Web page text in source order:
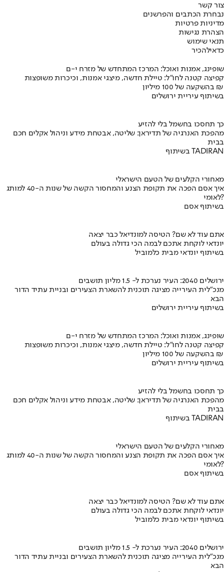
צור קשר
נבחרת הכתבים והפרשנים
מדיניות פרטיות
הצהרת נגישות
תנאי שימוש
כדאילהכיר
שופינג, אמנות ואוכל: המרכז המתחדש של מזרח י-ם
קפיצה קטנה לחו"ל: טיילת חדשה, מיצגי אמנות, וכיכרות משופצות
בהשקעה של 100 מיליון ₪
בשיתוף עיריית ירושלים
כך תחסכו בחשמל בלי להזיע
מהפכת האנרגיה של תדיראן: שליטה, אבטחת מידע וניהול אקלים חכם
בבית
בשיתוף TADIRAN
מאחורי הקלעים של הטעם הישראלי
איך אסם הפכה את תקופת הצנע והמחסור הקשה של שנות ה-40 למותג
לאומי?
בשיתוף אסם
אתם עוד לא שם? הטיסה למונדיאל כבר יצאה
יונדאי לוקחת אתכם לבמה הכי גדולה בעולם
בשיתוף יונדאי מבית כלמוביל
ירושלים 2040: העיר נערכת ל- 1.5 מליון תושבים
מנכ"לית העירייה מציגה תוכנית להשארת הצעירים ובניית עתיד הדור
הבא
בשיתוף עיריית ירושלים
שופינג, אמנות ואוכל: המרכז המתחדש של מזרח י-ם
קפיצה קטנה לחו"ל: טיילת חדשה, מיצגי אמנות, וכיכרות משופצות
בהשקעה של 100 מיליון ₪
בשיתוף עיריית ירושלים
כך תחסכו בחשמל בלי להזיע
מהפכת האנרגיה של תדיראן: שליטה, אבטחת מידע וניהול אקלים חכם
בבית
בשיתוף TADIRAN
מאחורי הקלעים של הטעם הישראלי
איך אסם הפכה את תקופת הצנע והמחסור הקשה של שנות ה-40 למותג
לאומי?
בשיתוף אסם
אתם עוד לא שם? הטיסה למונדיאל כבר יצאה
יונדאי לוקחת אתכם לבמה הכי גדולה בעולם
בשיתוף יונדאי מבית כלמוביל
ירושלים 2040: העיר נערכת ל- 1.5 מליון תושבים
מנכ"לית העירייה מציגה תוכנית להשארת הצעירים ובניית עתיד הדור
הבא